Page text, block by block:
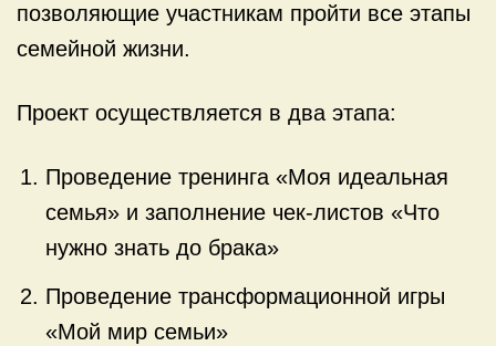
позволяющие участникам пройти все этапы
семейной жизни.
Проект осуществляется в два этапа:
Проведение тренинга «Моя идеальная
семья» и заполнение чек-листов «Что
нужно знать до брака»
Проведение трансформационной игры
«Мой мир семьи»